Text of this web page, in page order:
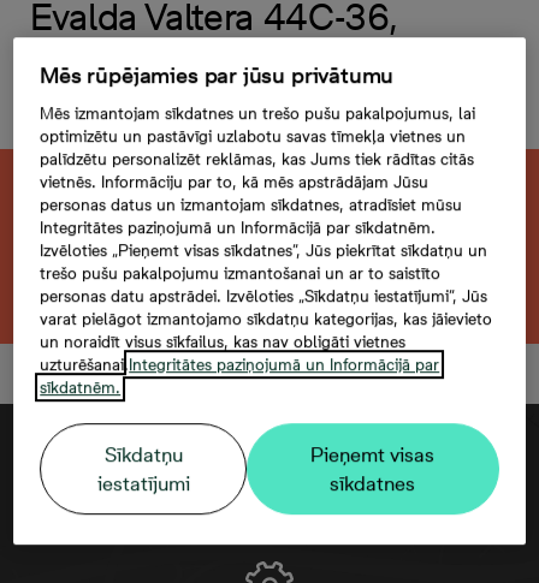
Evalda Valtera 44C-36,
4 -istabu dzīvoklis,
Platība 81,7 m²
Šis dzīvoklis ir pārdots. Vēlaties atrast kaut
ko līdzīgu?
Meklēt citu dzīvokli
Mēs rūpējamies par jūsu privātumu
Mēs izmantojam sīkdatnes un trešo pušu pakalpojumus, lai
optimizētu un pastāvīgi uzlabotu savas tīmekļa vietnes un
palīdzētu personalizēt reklāmas, kas Jums tiek rādītas citās
vietnēs. Informāciju par to, kā mēs apstrādājam Jūsu
personas datus un izmantojam sīkdatnes, atradīsiet mūsu
Integritātes paziņojumā un Informācijā par sīkdatnēm.
Izvēloties „Pieņemt visas sīkdatnes”, Jūs piekrītat sīkdatņu un
trešo pušu pakalpojumu izmantošanai un ar to saistīto
personas datu apstrādei. Izvēloties „Sīkdatņu iestatījumi”, Jūs
varat pielāgot izmantojamo sīkdatņu kategorijas, kas jāievieto
un noraidīt visus sīkfailus, kas nav obligāti vietnes
uzturēšanai.Integritātes paziņojumā un Informācijā par
sīkdatnēm.
Sīkdatņu
iestatījumi
Pieņemt visas
sīkdatnes